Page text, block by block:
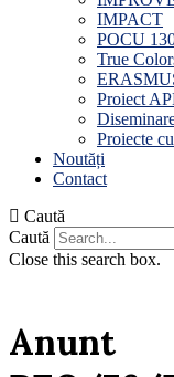
IMPACT
POCU
True
Proiect
Proiecte
Noutăți
Contact
Caută
Caută
Close this search box.
Anunt